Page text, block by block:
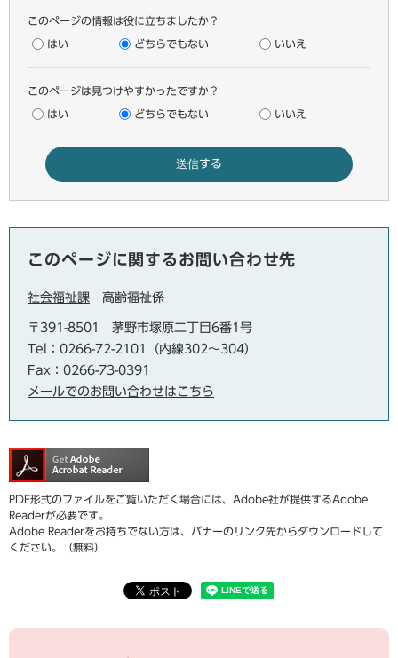
このページの情報は役に立ちましたか？
はい どちらでもない いいえ
このページは見つけやすかったですか？
はい どちらでもない いいえ
このページに関するお問い合わせ先
社会福祉課 高齢福祉係
〒391-8501
茅野市塚原二丁目6番1号
Tel：0266-72-2101（内線302～304）
Fax：0266-73-0391
メールでのお問い合わせはこちら
PDF形式のファイルをご覧いただく場合には、Adobe社が提供するAdobe
Readerが必要です。
Adobe Readerをお持ちでない方は、バナーのリンク先からダウンロードして
ください。（無料）